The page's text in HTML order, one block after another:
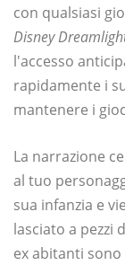
con qualsiasi
Disney
l'accesso
rapidamente i
mantenere i
La narrazione
al tuo
sua infanzia e
lasciato a pezzi
ex abitanti